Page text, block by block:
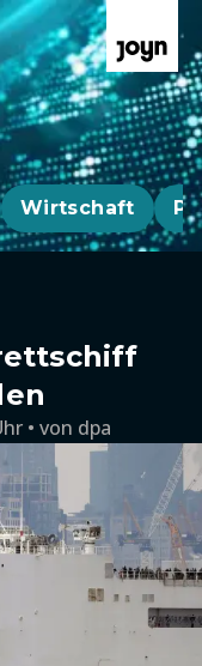
Wirtschaft
von dpa